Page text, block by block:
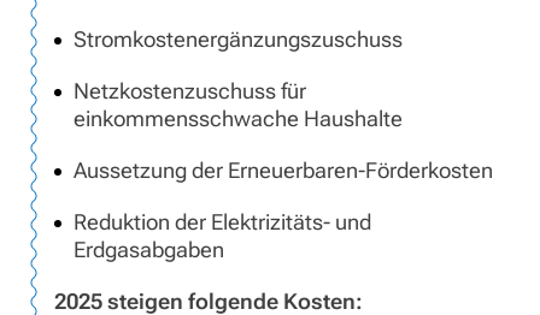
Stromkostenergänzungszuschuss
Netzkostenzuschuss für
einkommensschwache Haushalte
Aussetzung der Erneuerbaren-Förderkosten
Reduktion der Elektrizitäts- und
Erdgasabgaben
2025 steigen folgende Kosten: